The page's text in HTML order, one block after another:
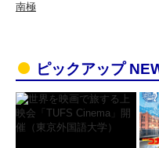
南極
ピックアップ